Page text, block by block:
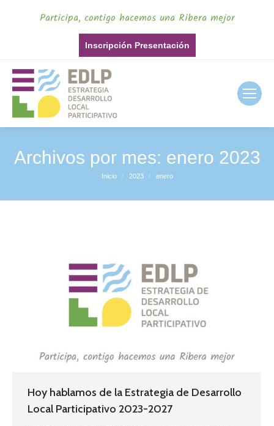
Participa, contigo hacemos una Ribera mejor
Inscripción Presentación
Archivos por mes: enero 2023
Estás aquí:
Inicio 2023 enero
Hoy hablamos de la Estrategia de Desarrollo
Local Participativo 2023-2027